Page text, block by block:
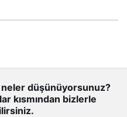
neler düşünüyorsunuz?
kısmından bizlerle